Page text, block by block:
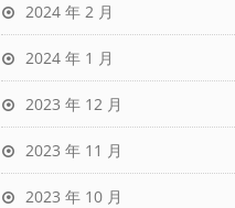
2024 年 2 月
2024 年 1 月
2023 年 12 月
2023 年 11 月
2023 年 10 月